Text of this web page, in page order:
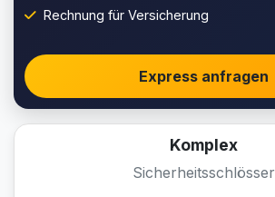
Rechnung für Versicherung
Express anfragen
Komplex
Sicherheitsschlösser